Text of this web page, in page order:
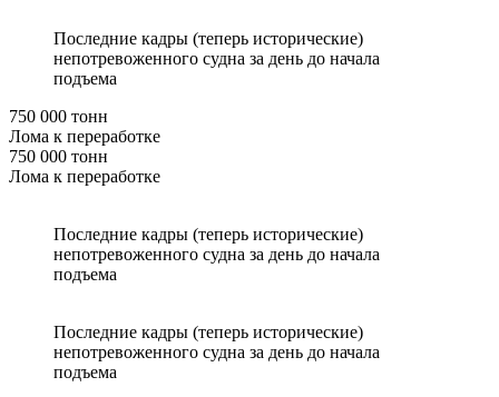
Последние кадры (теперь исторические)
непотревоженного судна за день до начала
подъема
750 000 тонн
Лома к переработке
750 000 тонн
Лома к переработке
Последние кадры (теперь исторические)
непотревоженного судна за день до начала
подъема
Последние кадры (теперь исторические)
непотревоженного судна за день до начала
подъема